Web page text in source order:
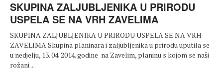
SKUPINA ZALJUBLJENIKA U PRIRODU
USPELA SE NA VRH ZAVELIMA
SKUPINA ZALJUBLJENIKA U PRIRODU USPELA SE NA VRH
ZAVELIMA Skupina planinara i zaljubljenika u prirodu uputila se
u nedjelju, 13. 04. 2014. godine na Zavelim, planinu s kojom se naši
rožani ...